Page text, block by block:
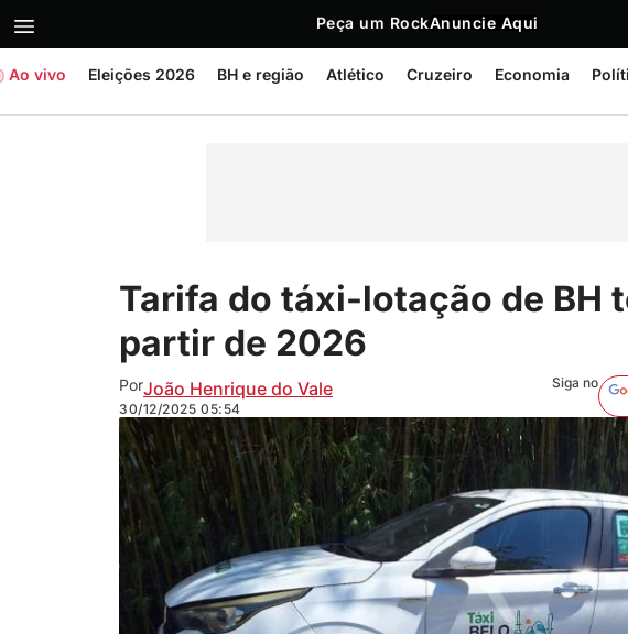
Peça um RockAnuncie Aqui
Ao vivo Eleições 2026 BH e região Atlético Cruzeiro Economia
Tarifa do táxi-lotação de BH
partir de 2026
PorJoão Henrique do Vale
30/12/2025 05:54
Siga no